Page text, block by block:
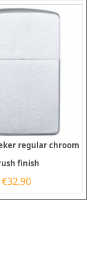
regular chroom
finish
€32,90